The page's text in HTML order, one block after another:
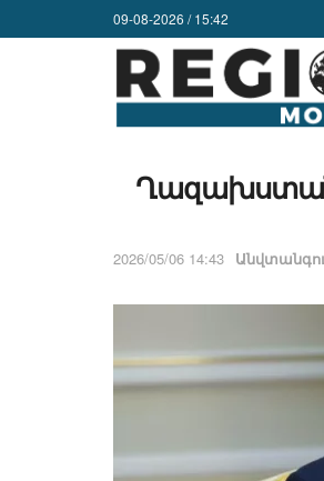
09-08-2026 / 15:42
2026/05/06 14:43